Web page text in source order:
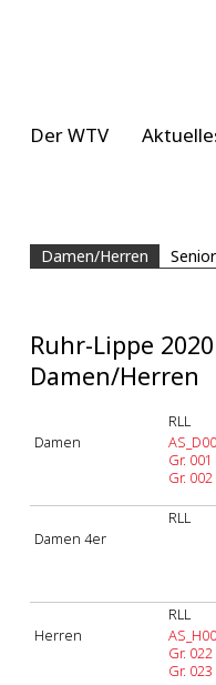
Der WTV
Damen/Herren
Ruhr-Lippe 2020
Damen/Herren
RLL
Damen
AS_D00
Gr. 001
Gr. 002
RLL
Damen 4er
RLL
Herren
AS_H00
Gr. 022
Gr. 023